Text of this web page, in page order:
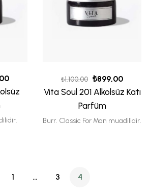
₺1.100,00 ₺899,00
Vita Soul 201 Alkolsüz Katı
Parfüm
Burr. Classic For Man muadilidir.
1 … 3 4